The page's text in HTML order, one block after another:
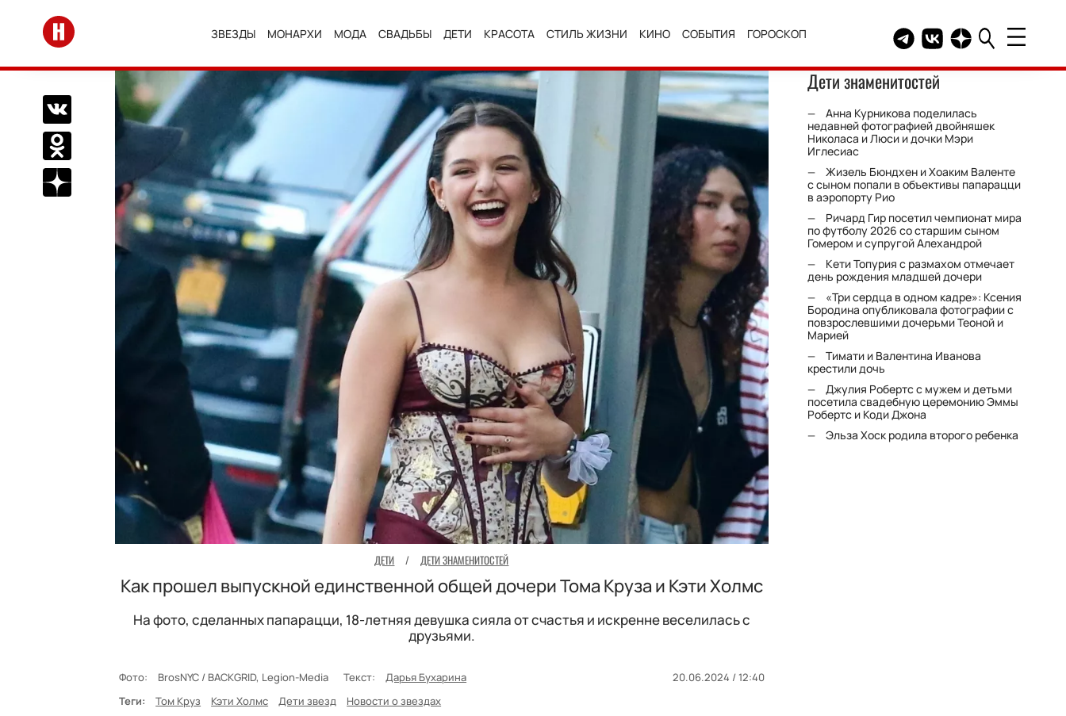
Перейти на главную
ЗВЕЗДЫ МОНАРХИ МОДА СВАДЬБЫ ДЕТИ КРАСОТА СТИЛЬ ЖИЗНИ КИНО СОБЫТИЯ ГОРОСКОП Telegram канал HELLO
Группа HELLO
Канал HELLO в
Поделиться Вконтакте
Поделиться в Одноклассниках
Подписаться на нас в Дзен
ДЕТИ / ДЕТИ ЗНАМЕНИТОСТЕЙ
Как прошел выпускной единственной общей дочери Тома Круза и Кэти Холмс
На фото, сделанных папарацци, 18-летняя девушка сияла от счастья и искренне веселилась с
друзьями.
Фото: BrosNYC / BACKGRID, Legion-Media Текст: Дарья Бухарина
20.06.2024 / 12:40
Теги:
Том Круз Кэти Холмс Дети звезд Новости о звездах
Дети знаменитостей
Анна Курникова поделилась
недавней фотографией двойняшек
Николаса и Люси и дочки Мэри
Иглесиас
Жизель Бюндхен и Хоаким Валенте
с сыном попали в объективы папарацци
в аэропорту Рио
Ричард Гир посетил чемпионат мира
по футболу 2026 со старшим сыном
Гомером и супругой Алехандрой
Кети Топурия с размахом отмечает
день рождения младшей дочери
«Три сердца в одном кадре»: Ксения
Бородина опубликовала фотографии с
повзрослевшими дочерьми Теоной и
Марией
Тимати и Валентина Иванова
крестили дочь
Джулия Робертс с мужем и детьми
посетила свадебную церемонию Эммы
Робертс и Коди Джона
Эльза Хоск родила второго ребенка